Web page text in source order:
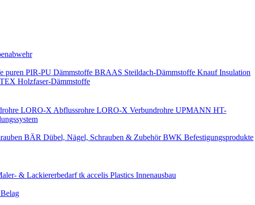
puren PIR-PU Dämmstoffe BRAAS Steildach-Dämmstoffe Knauf Insulation
Holzfaser-Dämmstoffe
LORO-X Abflussrohre LORO-X Verbundrohre UPMANN HT-
BÄR Dübel, Nägel, Schrauben & ZubehörBWK Befestigungsprodukte
& Lackiererbedarftk accelis Plastics Innenausbau